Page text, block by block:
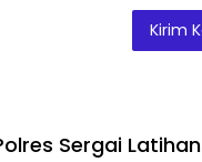
Sergai Latihan